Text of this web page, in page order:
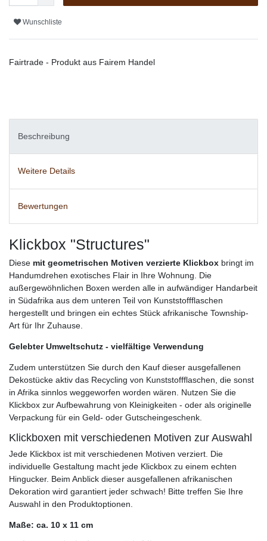
Wunschliste
Fairtrade - Produkt aus Fairem Handel
Beschreibung
Weitere Details
Bewertungen
Klickbox "Structures"
Diese mit geometrischen Motiven verzierte Klickbox bringt im
Handumdrehen exotisches Flair in Ihre Wohnung. Die
außergewöhnlichen Boxen werden alle in aufwändiger Handarbeit
in Südafrika aus dem unteren Teil von Kunststoffflaschen
hergestellt und bringen ein echtes Stück afrikanische Township-
Art für Ihr Zuhause.
Gelebter Umweltschutz - vielfältige Verwendung
Zudem unterstützen Sie durch den Kauf dieser ausgefallenen
Dekostücke aktiv das Recycling von Kunststoffflaschen, die sonst
in Afrika sinnlos weggeworfen worden wären. Nutzen Sie die
Klickbox zur Aufbewahrung von Kleinigkeiten - oder als originelle
Verpackung für ein Geld- oder Gutscheingeschenk.
Klickboxen mit verschiedenen Motiven zur Auswahl
Jede Klickbox ist mit verschiedenen Motiven verziert. Die
individuelle Gestaltung macht jede Klickbox zu einem echten
Hingucker. Beim Anblick dieser ausgefallenen afrikanischen
Dekoration wird garantiert jeder schwach! Bitte treffen Sie Ihre
Auswahl in den Produktoptionen.
Maße: ca. 10 x 11 cm